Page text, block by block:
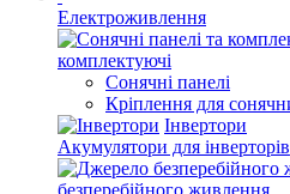
Електроживлення
комплектуючі
Сонячні панелі
Кріплення для
Інвертори
Акумулятори для інверторів
безперебійного живлення